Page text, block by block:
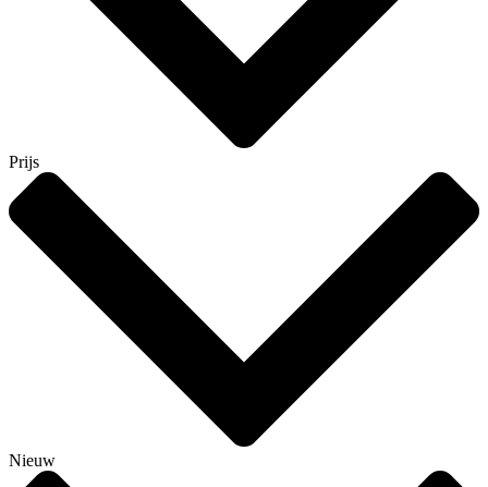
Prijs
Nieuw